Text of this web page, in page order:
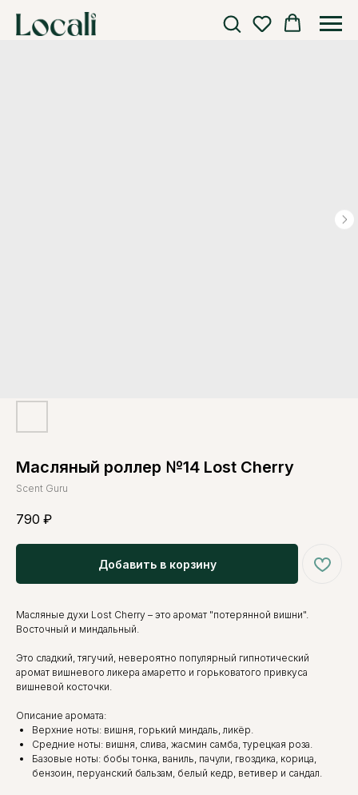
Масляный роллер №14 Lost Cherry
Scent Guru
790 ₽
Добавить в корзину
Масляные духи Lost Cherry – это аромат "потерянной вишни".
Восточный и миндальный.
Это сладкий, тягучий, невероятно популярный гипнотический
аромат вишневого ликера амаретто и горьковатого привкуса
вишневой косточки.
Описание аромата:
Верхние ноты: вишня, горький миндаль, ликёр.
Средние ноты: вишня, слива, жасмин самба, турецкая роза.
Базовые ноты: бобы тонка, ваниль, пачули, гвоздика, корица,
бензоин, перуанский бальзам, белый кедр, ветивер и сандал.